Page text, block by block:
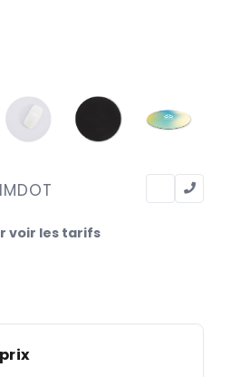
voir les tarifs